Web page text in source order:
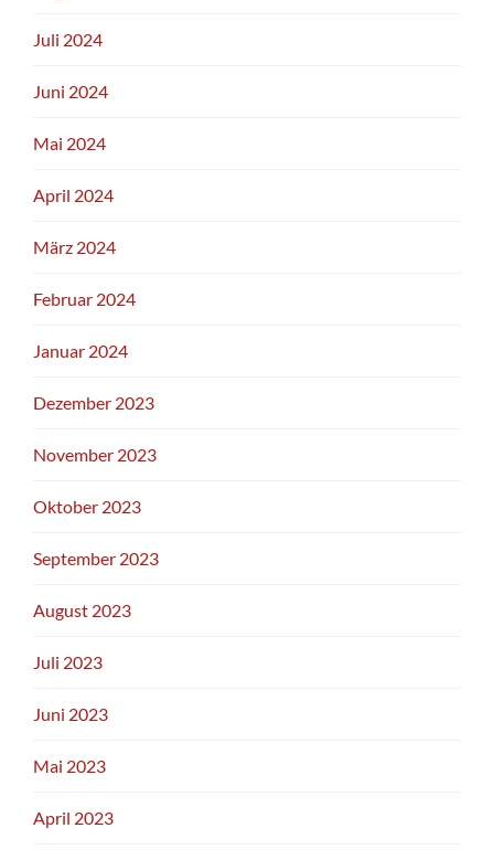
Juli 2024
Juni 2024
Mai 2024
April 2024
März 2024
Februar 2024
Januar 2024
Dezember 2023
November 2023
Oktober 2023
September 2023
August 2023
Juli 2023
Juni 2023
Mai 2023
April 2023